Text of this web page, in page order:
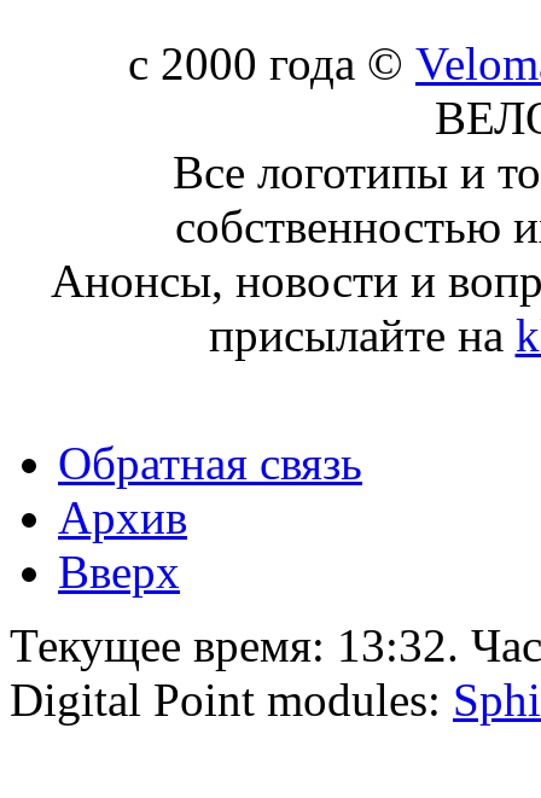
c 2000 года ©
Все логотипы и
собственностью
Анонсы, новости и
присылайте на
Обратная связь
Архив
Вверх
Текущее время: 13:32.
Digital Point modules: